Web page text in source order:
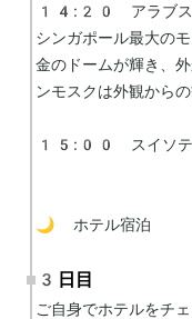
14:20　アラブス
シンガポール最大の
金のドームが輝き、
ンモスクは外観から
15:00　スイソテ
🌙 ホテル宿泊
3日目
ご自身でホテルをチ